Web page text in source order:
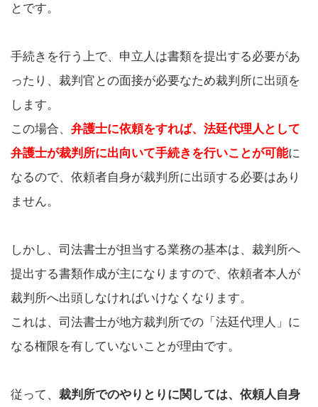
とです。
手続きを行う上で、申立人は書類を提出する必要があ
ったり、裁判官との面接が必要なため裁判所に出頭を
します。
この場合、 弁護士に依頼をすれば、法廷代理人として
弁護士が裁判所に出向いて手続きを行いことが可能に
なるので、依頼者自身が裁判所に出頭する必要はあり
ません。
しかし、司法書士が担当する業務の基本は、裁判所へ
提出する書類作成が主になりますので、依頼者本人が
裁判所へ出頭しなければいけなくなります。
これは、司法書士が地方裁判所での「法廷代理人」に
なる権限を有していないことが理由です。
従って、 裁判所でのやりとりに関しては、依頼人自身